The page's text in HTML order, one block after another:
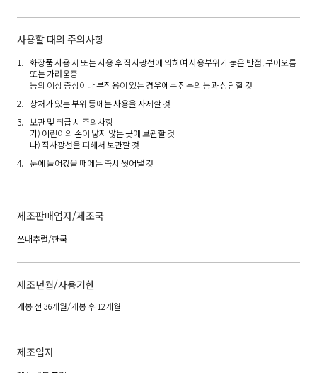
사용할 때의 주의사항
화장품 사용 시 또는 사용 후 직사광선에 의하여 사용부위가 붉은 반점, 부어오름
또는 가려움증
등의 이상 증상이나 부작용이 있는 경우에는 전문의 등과 상담할 것
상처가 있는 부위 등에는 사용을 자제할 것
보관 및 취급 시 주의사항
가) 어린이의 손이 닿지 않는 곳에 보관할 것
나) 직사광선을 피해서 보관할 것
눈에 들어갔을 때에는 즉시 씻어낼 것
제조판매업자/제조국
쏘내추럴/한국
제조년월/사용기한
개봉 전 36개월/개봉 후 12개월
제조업자